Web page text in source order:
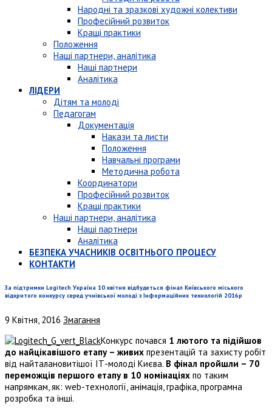
Народні та зразкові художні колективи
Професійний розвиток
Кращі практики
Положення
Наші партнери, аналітика
Наші партнери
Аналітика
ЛІДЕРИ
Дітям та молоді
Педагогам
Документація
Накази та листи
Положення
Навчальні програми
Методична робота
Координатори
Професійний розвиток
Кращі практики
Наші партнери, аналітика
Наші партнери
Аналітика
БЕЗПЕКА УЧАСНИКІВ ОСВІТНЬОГО ПРОЦЕСУ
КОНТАКТИ
За підтримки Logitech Україна 10 квітня відбудеться фінал Київського міського
відкритого конкурсу серед учнівської молоді з Інформаційних технологій 2016р
9 Квітня, 2016 Змагання
Конкурс почався 1 лютого та підійшов
до найцікавішого етапу – живих презентацій та захисту робіт
від найталановитішої ІТ-молоді Києва. В фінал пройшли – 70
переможців першого етапу в 10 номінаціях по таким
напрямкам, як: web-технології, анімація, графіка, програмна
розробка та інші.